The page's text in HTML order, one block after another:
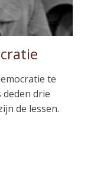
te
drie
de lessen.